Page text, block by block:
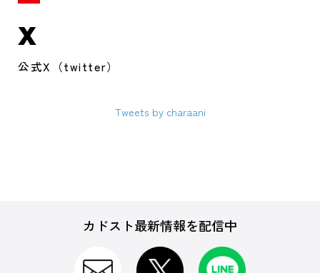
X
公式X（twitter）
Tweets by charaani
カドスト最新情報を配信中